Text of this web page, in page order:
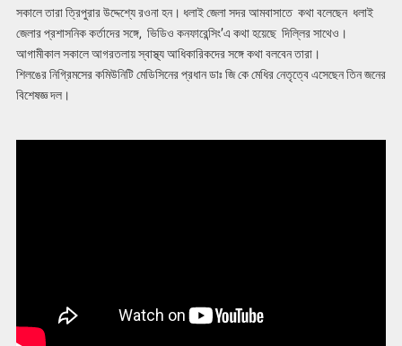
সকালে তারা ত্রিপুরার উদ্দেশ্যে রওনা হন। ধলাই জেলা সদর আমবাসাতে কথা বলেছেন ধলাই
জেলার প্রশাসনিক কর্তাদের সঙ্গে, ভিডিও কনফারেন্সিং’এ কথা হয়েছে দিল্লির সাথেও।
আগামীকাল সকালে আগরতলায় স্বাস্থ্য আধিকারিকদের সঙ্গে কথা বলবেন তারা।
শিলঙের নিগ্রিমসের কমিউনিটি মেডিসিনের প্রধান ডাঃ জি কে মেধির নেতৃত্বে এসেছেন তিন জনের
বিশেষজ্ঞ দল।